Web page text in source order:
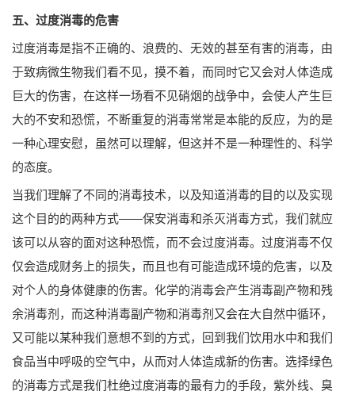
五、过度消毒的危害
过度消毒是指不正确的、浪费的、无效的甚至有害的消毒，由
于致病微生物我们看不见，摸不着，而同时它又会对人体造成
巨大的伤害，在这样一场看不见硝烟的战争中，会使人产生巨
大的不安和恐慌，不断重复的消毒常常是本能的反应，为的是
一种心理安慰，虽然可以理解，但这并不是一种理性的、科学
的态度。
当我们理解了不同的消毒技术，以及知道消毒的目的以及实现
这个目的的两种方式——保安消毒和杀灭消毒方式，我们就应
该可以从容的面对这种恐慌，而不会过度消毒。过度消毒不仅
仅会造成财务上的损失，而且也有可能造成环境的危害，以及
对个人的身体健康的伤害。化学的消毒会产生消毒副产物和残
余消毒剂，而这种消毒副产物和消毒剂又会在大自然中循环，
又可能以某种我们意想不到的方式，回到我们饮用水中和我们
食品当中呼吸的空气中，从而对人体造成新的伤害。选择绿色
的消毒方式是我们杜绝过度消毒的最有力的手段，紫外线、臭